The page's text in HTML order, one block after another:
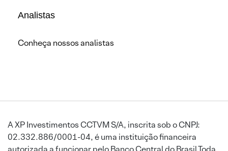
Analistas
Conheça nossos analistas
A XP Investimentos CCTVM S/A, inscrita sob o CNPJ:
02.332.886/0001-04, é uma instituição financeira